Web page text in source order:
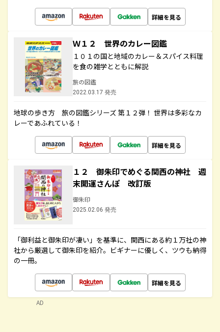
詳細を見る
Ｗ１２ 世界のカレー図鑑
１０１の国と地域のカレー＆スパイス料理
を食の雑学とともに解説
旅の図鑑
2022.03.17 発売
地球の歩き方 旅の図鑑シリーズ 第１２弾！ 世界は多彩なカ
レーであふれている！
詳細を見る
１２ 御朱印でめぐる関西の神社 週
末開運さんぽ 改訂版
御朱印
2025.02.06 発売
「御利益と御朱印が凄い」を基準に、関西にある約１万社の神
社から厳選して御朱印を紹介。ビギナーに優しく、ツウも納得
の一冊。
詳細を見る
AD